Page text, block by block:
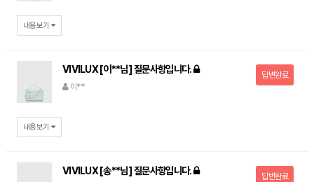
내용보기
VIVILUX [이**님] 질문사항입니다.
답변완료
이**
내용보기
VIVILUX [송**님] 질문사항입니다.
답변완료